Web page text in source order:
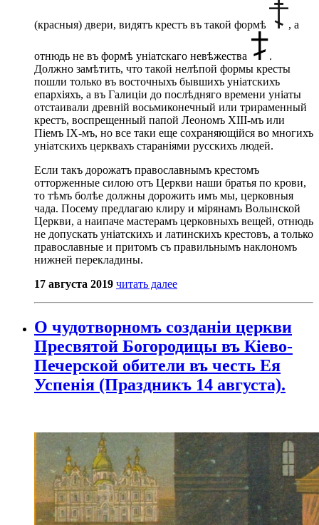
(красныя) двери, видятъ крестъ въ такой формѣ , а
отнюдь не въ формѣ уніатскаго невѣжества
.
Должно замѣтить, что такой нелѣпой формы кресты
пошли только въ восточныхъ бывшихъ уніатскихъ
епархіяхъ, а въ Галиціи до послѣдняго времени уніаты
отстаивали древній восьмиконечный или трираменный
крестъ, воспрещенный папой Леономъ ХIII-мъ или
Піемъ IX-мъ, но все таки еще сохраняющійся во многихъ
уніатскихъ церквахъ стараніями русскихъ людей.
Если такъ дорожатъ православнымъ крестомъ
отторженные силою отъ Церкви наши братья по крови,
то тѣмъ болѣе должны дорожить имъ мы, церковныя
чада. Посему предлагаю клиру и мірянамъ Волынской
Церкви, а наипаче мастерамъ церковныхъ вещей, отнюдь
не допускать уніатскихъ и латинскихъ крестовъ, а только
православные и притомъ съ правильнымъ наклономъ
нижней перекладины.
17 августа 2019 читать далее
О чудотворномъ созданіи церкви
Пресвятой Богородицы въ Кіево-
Печерской обители въ честь Ея
Успенія (Праздникъ 14 августа).